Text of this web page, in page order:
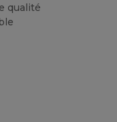
qualité